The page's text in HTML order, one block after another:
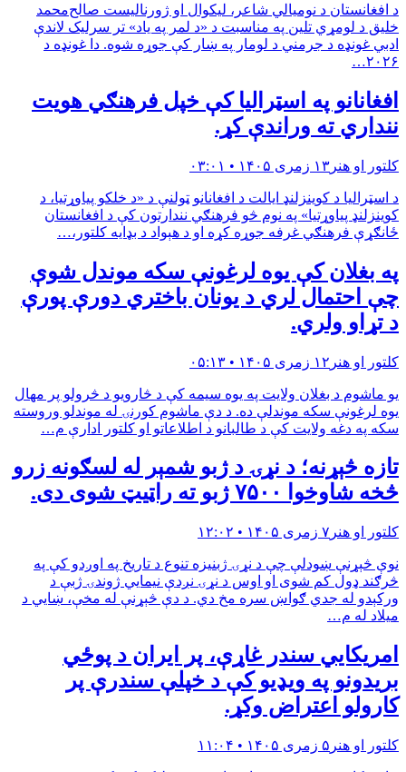
د افغانستان د نومیالي شاعر، لیکوال او ژورنالیست صالح‌محمد
خلیق د لومړي تلین په مناسبت د «د لمر په یاد» تر سرلیک لاندې
ادبي غونډه د جرمني د لومار په ښار کې جوړه شوه. دا غونډه د
۲۰۲۶…
افغانانو په اسټراليا كې خپل فرهنګي هويت
ننداري ته وراندې كړ.
کلتور او هنر ۱۳ زمری ۱۴۰۵ • ۰۳:۰۱
د اسټرالیا د کوینزلنډ ایالت د افغانانو ټولنې د «د خلکو پیاوړتیا، د
کوینزلنډ پیاوړتیا» په نوم څو فرهنګي نندارتون کې د افغانستان
ځانګړې فرهنګي غرفه جوړه کړه او د هېواد د بډایه کلتور،…
په بغلان کې یوه لرغونې سکه موندل شوې
چې احتمال لري د یونان باختري دورې پورې
د تړاو ولري.
کلتور او هنر ۱۲ زمری ۱۴۰۵ • ۰۵:۱۳
یو ماشوم د بغلان ولایت په یوه سیمه کې د څارویو د څرولو پر مهال
یوه لرغونې سکه موندلې ده. د دې ماشوم کورنۍ له موندلو وروسته
سکه په دغه ولایت کې د طالبانو د اطلاعاتو او کلتور ادارې م…
تازه څېړنه؛ د نړۍ د ژبو شمېر له لسګونه زرو
څخه شاوخوا ۷۵۰۰ ژبو ته راټیټ شوی دی.
کلتور او هنر ۷ زمری ۱۴۰۵ • ۱۲:۰۲
نوې څېړنې ښودلې چې د نړۍ ژبنیزه تنوع د تاریخ په اوږدو کې په
څرګند ډول کم شوی او اوس د نړۍ نږدې نیمایي ژوندۍ ژبې د
ورکېدو له جدي ګواښ سره مخ دي. د دې څېړنې له مخې، ښايي د
میلاد له م…
امریکایي سندر غاړې، پر ایران د پوځي
بریدونو په ویډیو کې د خپلې سندرې پر
کارولو اعتراض وکړ.
کلتور او هنر ۵ زمری ۱۴۰۵ • ۱۱:۰۴